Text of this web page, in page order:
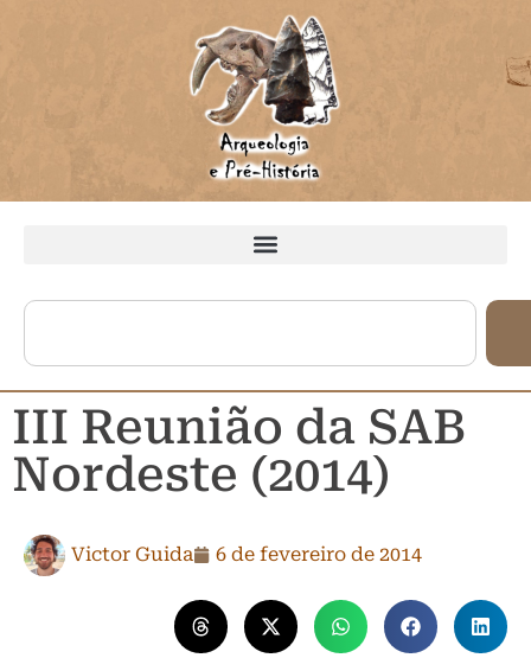
III Reunião da SAB
Nordeste (2014)
Victor Guida 6 de fevereiro de 2014